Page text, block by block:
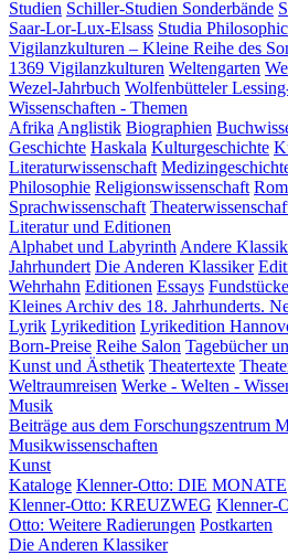
Studien Schiller-Studien Sonderbände
Saar-Lor-Lux-Elsass Studia
Vigilanzkulturen – Kleine Reihe des
1369 Vigilanzkulturen Weltengarten
Wezel-Jahrbuch Wolfenbütteler
Wissenschaften - Themen
Afrika Anglistik Biographien
Geschichte Haskala Kulturgeschichte
Literaturwissenschaft
Philosophie Religionswissenschaft
Sprachwissenschaft
Literatur und Editionen
Alphabet und Labyrinth Andere
Jahrhundert Die Anderen Klassiker
Wehrhahn Editionen Essays Fundstücke
Kleines Archiv des 18. Jahrhunderts.
Lyrik Lyrikedition Lyrikedition
Born-Preise Reihe Salon Tagebücher
Kunst und Ästhetik Theatertexte
Weltraumreisen Werke - Welten -
Musik
Beiträge aus dem Forschungszentrum
Musikwissenschaften
Kunst
Kataloge Klenner-Otto: DIE MONATE
Klenner-Otto: KREUZWEG Klenner-
Otto: Weitere Radierungen Postkarten
Die Anderen Klassiker